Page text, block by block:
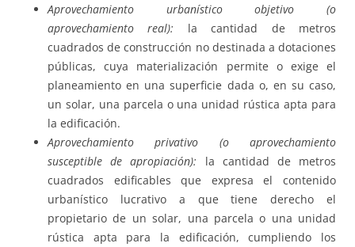
Aprovechamiento urbanístico objetivo (o
aprovechamiento real): la cantidad de metros
cuadrados de construcción no destinada a dotaciones
públicas, cuya materialización permite o exige el
planeamiento en una superficie dada o, en su caso,
un solar, una parcela o una unidad rústica apta para
la edificación.
Aprovechamiento privativo (o aprovechamiento
susceptible de apropiación): la cantidad de metros
cuadrados edificables que expresa el contenido
urbanístico lucrativo a que tiene derecho el
propietario de un solar, una parcela o una unidad
rústica apta para la edificación, cumpliendo los